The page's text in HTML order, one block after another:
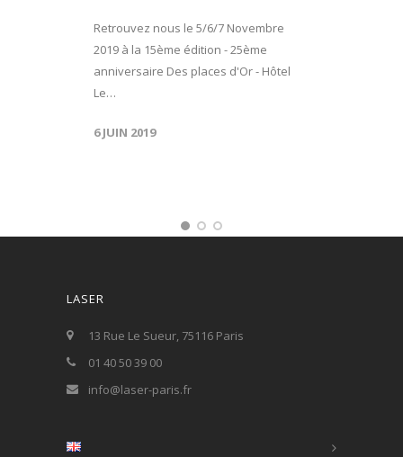
Retrouvez nous le 5/6/7 Novembre
2019 à la 15ème édition - 25ème
anniversaire Des places d'Or - Hôtel
Le…
6 JUIN 2019
LASER
13 Rue Le Sueur, 75116 Paris
01 40 50 39 00
info@laser-paris.fr